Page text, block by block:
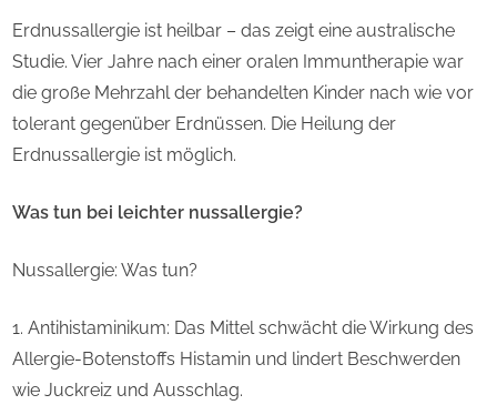
Erdnussallergie ist heilbar – das zeigt eine australische
Studie. Vier Jahre nach einer oralen Immuntherapie war
die große Mehrzahl der behandelten Kinder nach wie vor
tolerant gegenüber Erdnüssen. Die Heilung der
Erdnussallergie ist möglich.
Was tun bei leichter nussallergie?
Nussallergie: Was tun?
Antihistaminikum: Das Mittel schwächt die Wirkung des
Allergie-Botenstoffs Histamin und lindert Beschwerden
wie Juckreiz und Ausschlag.